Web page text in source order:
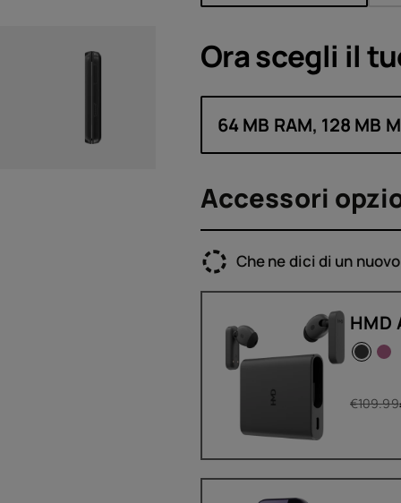
Ora scegli il
64 MB RAM, 128 MB
Accessori
Che ne dici di un
HMD
€109.99